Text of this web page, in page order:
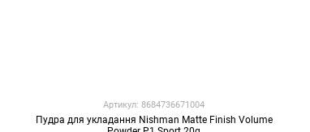
Артикул: 8684736671004
Пудра для укладання Nishman Matte Finish Volume